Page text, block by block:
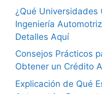
¿Qué Universidades
Ingeniería
Detalles Aquí
Consejos Prácticos
Obtener un Crédito
Explicación de Qué